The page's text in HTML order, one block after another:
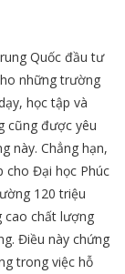
Quốc đầu tư
những trường
học tập và
cũng được yêu
này. Chẳng hạn,
cho Đại học Phúc
120 triệu
cao chất lượng
Điều này chứng
trong việc hỗ